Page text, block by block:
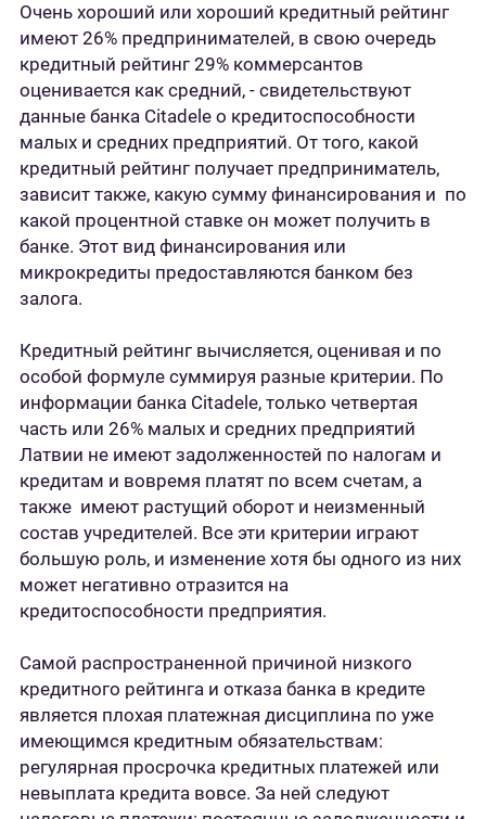
Очень хороший или хороший кредитный рейтинг
имеют 26% предпринимателей, в свою очередь
кредитный рейтинг 29% коммерсантов
оценивается как средний, - свидетельствуют
данные банка Citadele о кредитоспособности
малых и средних предприятий. От того, какой
кредитный рейтинг получает предприниматель,
зависит также, какую сумму финансирования и по
какой процентной ставке он может получить в
банке. Этот вид финансирования или
микрокредиты предоставляются банком без
залога.
Кредитный рейтинг вычисляется, оценивая и по
особой формуле суммируя разные критерии. По
информации банка Citadele, только четвертая
часть или 26% малых и средних предприятий
Латвии не имеют задолженностей по налогам и
кредитам и вовремя платят по всем счетам, а
также имеют растущий оборот и неизменный
состав учредителей. Все эти критерии играют
большую роль, и изменение хотя бы одного из них
может негативно отразится на
кредитоспособности предприятия.
Самой распространенной причиной низкого
кредитного рейтинга и отказа банка в кредите
является плохая платежная дисциплина по уже
имеющимся кредитным обязательствам:
регулярная просрочка кредитных платежей или
невыплата кредита вовсе. За ней следуют